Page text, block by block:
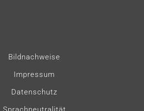
Navigation
überspringen
Bildnachweise
Impressum
Datenschutz